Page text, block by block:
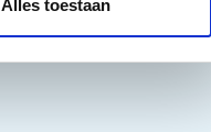
Alles toestaan